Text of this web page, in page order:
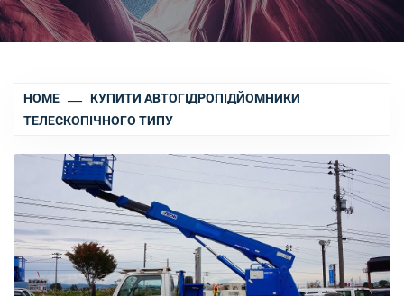
HOME
КУПИТИ АВТОГІДРОПІДЙОМНИКИ
ТЕЛЕСКОПІЧНОГО ТИПУ